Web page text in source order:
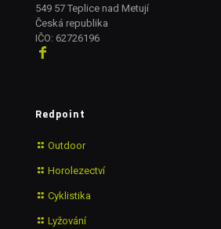
549 57 Teplice nad Metují
Česká republika
IČO: 62726196
Redpoint
Outdoor
Horolezectví
Cyklistika
Lyžování